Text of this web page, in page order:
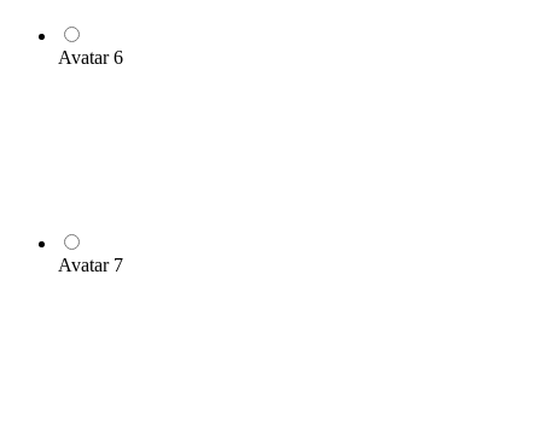
Avatar 6
Avatar 7